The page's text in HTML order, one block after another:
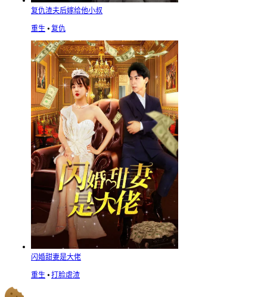
复仇渣夫后嫁给他小叔
重生 ⦁ 复仇
闪婚甜妻是大佬
重生 ⦁ 打脸虐渣